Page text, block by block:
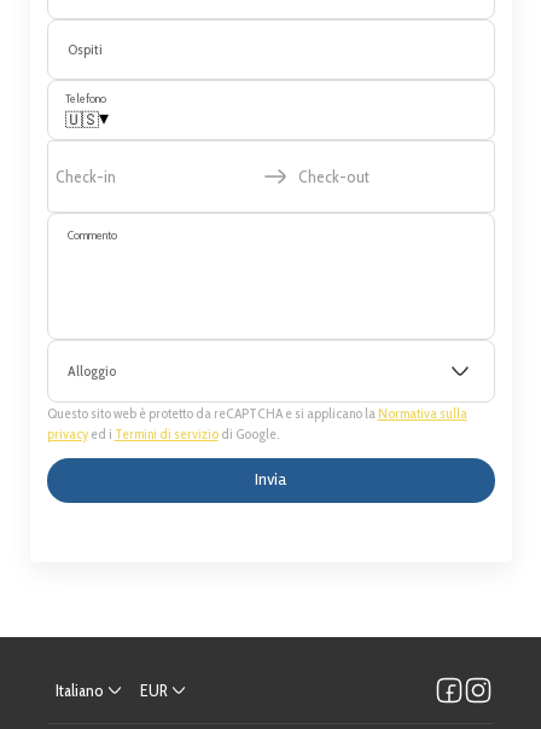
Ospiti
Telefono
🇺🇸▾
Check-in Check-out
Commento
Alloggio
Questo sito web è protetto da reCAPTCHA e si applicano la Normativa sulla
privacyed i Termini di serviziodi Google.
Invia
Italiano EUR